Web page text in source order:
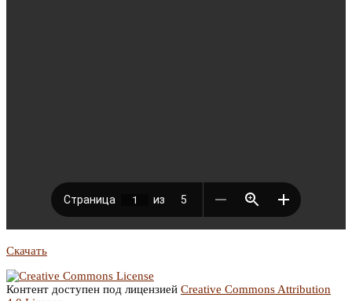
Скачать
Контент доступен под лицензией Creative Commons Attribution